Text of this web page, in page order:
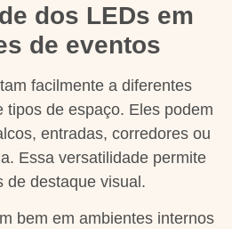
dos LEDs em
de eventos
facilmente a diferentes
tipos de espaço. Eles podem
entradas, corredores ou
Essa versatilidade permite
de destaque visual.
bem em ambientes internos